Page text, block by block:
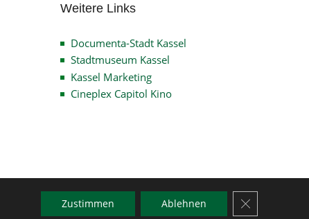
Weitere Links
Documenta-Stadt Kassel
Stadtmuseum Kassel
Kassel Marketing
Cineplex Capitol Kino
Zustimmen Ablehnen GDPR